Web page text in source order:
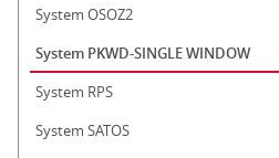
System OSOZ2
System PKWD-SINGLE WINDOW
System RPS
System SATOS